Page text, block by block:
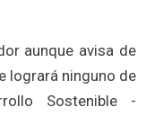
aunque avisa de
logrará ninguno de
Sostenible -